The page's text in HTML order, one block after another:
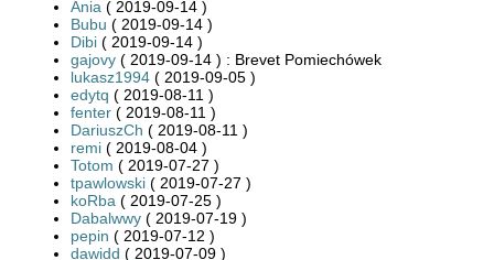
Ania ( 2019-09-14 )
Bubu ( 2019-09-14 )
Dibi ( 2019-09-14 )
gajovy ( 2019-09-14 ) : Brevet Pomiechówek
lukasz1994 ( 2019-09-05 )
edytq ( 2019-08-11 )
fenter ( 2019-08-11 )
DariuszCh ( 2019-08-11 )
remi ( 2019-08-04 )
Totom ( 2019-07-27 )
tpawlowski ( 2019-07-27 )
koRba ( 2019-07-25 )
Dabalwwy ( 2019-07-19 )
pepin ( 2019-07-12 )
dawidd ( 2019-07-09 )